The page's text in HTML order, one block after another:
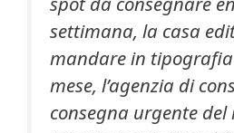
settimana, la casa
mandare in
mese, l’agenzia di
consegna urgente del